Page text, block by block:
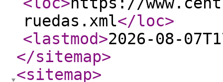
ruedas.xml</loc>
<lastmod>2026-08-
</sitemap>
<sitemap>